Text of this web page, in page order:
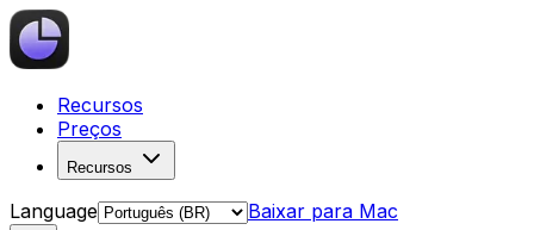
Recursos
Preços
Recursos
Language Baixar para Mac